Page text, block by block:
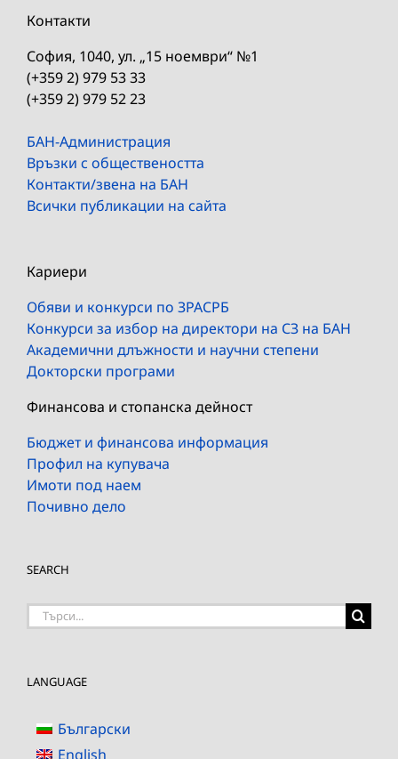
Контакти
София, 1040, ул. „15 ноември“ №1
(+359 2) 979 53 33
(+359 2) 979 52 23
БАН-Администрация
Връзки с обществеността
Контакти/звена на БАН
Всички публикации на сайта
Кариери
Обяви и конкурси по ЗРАСРБ
Конкурси за избор на директори на СЗ на БАН
Академични длъжности и научни степени
Докторски програми
Финансова и стопанска дейност
Бюджет и финансова информация
Профил на купувача
Имоти под наем
Почивно дело
SEARCH
Търсене
LANGUAGE
Български
English